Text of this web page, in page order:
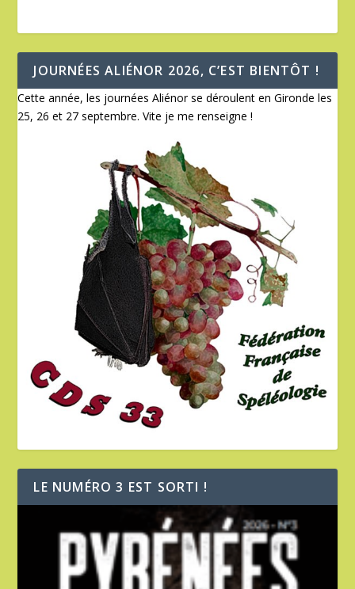
JOURNÉES ALIÉNOR 2026, C’EST BIENTÔT !
Cette année, les journées Aliénor se déroulent en Gironde les
25, 26 et 27 septembre. Vite je me renseigne !
LE NUMÉRO 3 EST SORTI !